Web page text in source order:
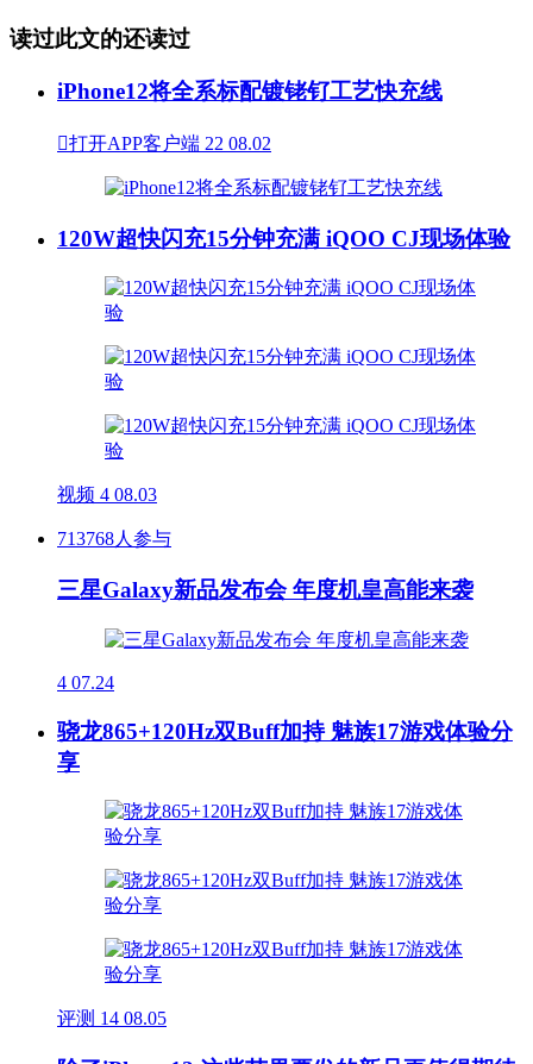
读过此文的还读过
iPhone12将全系标配镀铑钌工艺快充线
打开APP客户端 22 08.02
120W超快闪充15分钟充满 iQOO CJ现场体验
视频 4 08.03
713768人参与
三星Galaxy新品发布会 年度机皇高能来袭
4 07.24
骁龙865+120Hz双Buff加持 魅族17游戏体验分
享
评测 14 08.05